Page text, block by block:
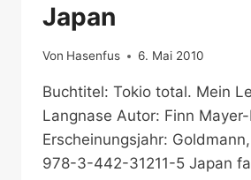
Japan
Von Hasenfus 6. Mai 2010
Buchtitel: Tokio total. Mein
Langnase Autor: Finn
Erscheinungsjahr:
978-3-442-31211-5 Japan